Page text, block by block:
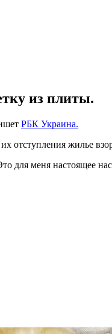
из плиты.
РБК Украина.
отступления жилье
для меня настоящее